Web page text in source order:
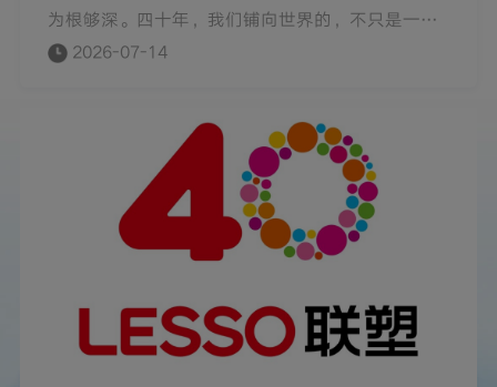
为根够深。四十年，我们铺向世界的，不只是一条
条管道，更是一份份信任。面向未来，我们将继续
2026-07-14